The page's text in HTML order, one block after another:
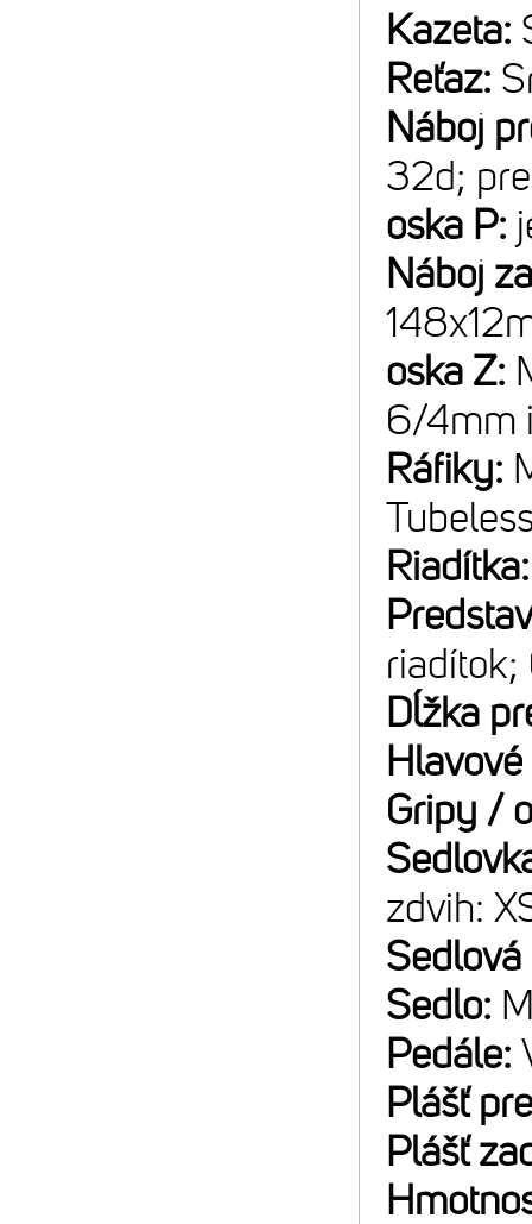
Kazeta:
Reťaz:
Náboj
32d;
oska P:
Náboj
oska Z:
6/4mm
Ráfiky:
riadítok;
Dĺžka
Gripy /
zdvih:
Sedlo:
Pedále:
Plášť
Plášť